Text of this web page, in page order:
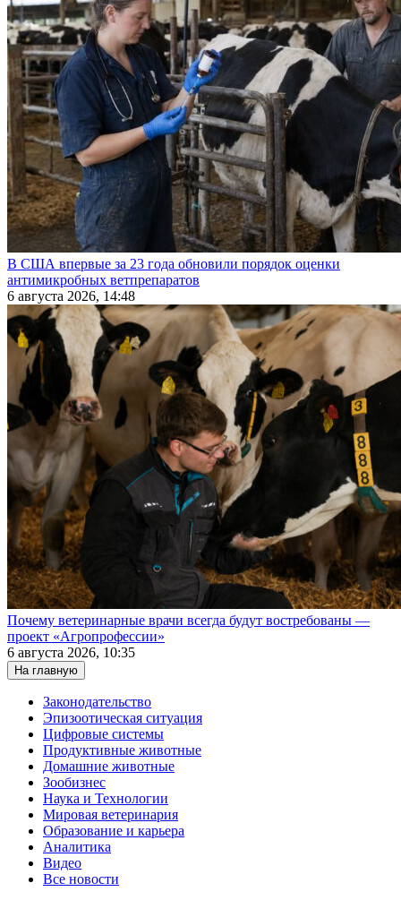
В США впервые за 23 года обновили порядок оценки
антимикробных ветпрепаратов
6 августа 2026, 14:48
Почему ветеринарные врачи всегда будут востребованы —
проект «Агропрофессии»
6 августа 2026, 10:35
На главную
Законодательство
Эпизоотическая ситуация
Цифровые системы
Продуктивные животные
Домашние животные
Зообизнес
Наука и Технологии
Мировая ветеринария
Образование и карьера
Аналитика
Видео
Все новости